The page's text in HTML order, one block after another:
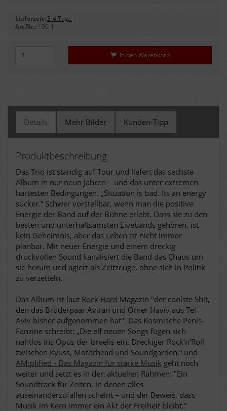
Lieferzeit: 3-4 Tage
Art.Nr.: 196-1
In den Warenkorb
Details Mehr Bilder Kunden-Tipp
Produktbeschreibung
Das Trio ist ständig auf Tour und liefert das sechste
Album in nur neun Jahren – und das unter extremen
härtesten Bedingungen. „Situation is bad. Its an energy
sucker.“ Schwer vorstellbar, wenn man die positive
Energie der Band auf der Bühne erlebt. Dass sie zu den
besten und unterhaltsamsten Livebands gehören, ist
kein Geheimnis, aber das Leben ist nicht immer
planbar. Mit neuer Energie und einem dreckig
druckvollen Sound kanalisiert die Band das Chaos um
sie herum und agiert als Zeitzeuge, ohne sich in Politik
zu verzetteln.
Das Album ist laut Rock Hard Magazin "der coolste Shit,
den das Brüderpaar Aviran und Omer Haviv aus Tel
Aviv bisher aufgenommen hat". Das Kosmische Penis-
Fanzine schreibt: „Die elf neuen Songs fügen sich
nahtlos ins Opus der Israelis ein. Dreckiger Rock’n’Roll
zwischen Kyuss, Motörhead und Soundgarden.“ und
AM:plified - Das Magazin für starke Musik geht noch
weiter und setzt es in den aktuellen Rahmen: "Ein
Soundtrack für Zeiten, in denen alles
auseinanderzufallen scheint – und der Beweis, dass
Musik im Kern immer ein Akt der Freiheit bleibt."